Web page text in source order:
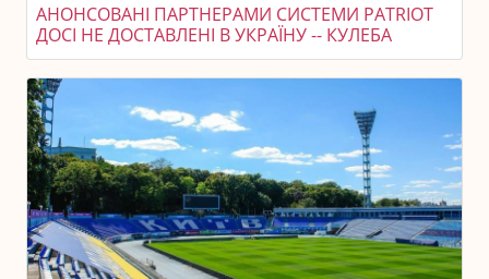
АНОНСОВАНІ ПАРТНЕРАМИ СИСТЕМИ PATRIOT
ДОСІ НЕ ДОСТАВЛЕНІ В УКРАЇНУ -- КУЛЕБА